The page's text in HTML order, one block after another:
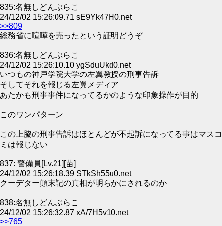
835:名無しどんぶらこ
24/12/02 15:26:09.71 sE9Yk47H0.net
>>809
総務省に喧嘩を売ったという証明どうぞ
836:名無しどんぶらこ
24/12/02 15:26:10.10 ygSduUkd0.net
いつもの神戸学院大学の左翼教授の刑事告訴
そしてそれを報じる左翼メディア
あたかも刑事事件になってるかのような印象操作が目的
このワンパターン
この上脇の刑事告訴はほとんどが不起訴になってる事はマスコ
ミは報じない
837: 警備員[Lv.21][苗]
24/12/02 15:26:18.39 STkSh55u0.net
クーデター顛末記の真相が明らかにされるのか
838:名無しどんぶらこ
24/12/02 15:26:32.87 xA/7H5v10.net
>>765